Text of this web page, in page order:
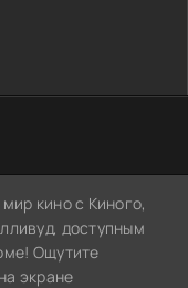
кино с Киного,
доступным
Ощутите
экране